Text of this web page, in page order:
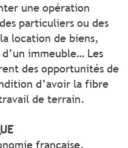
une opération
particuliers ou des
location de biens,
immeuble… Les
des opportunités de
d’avoir la fibre
de terrain.
française,